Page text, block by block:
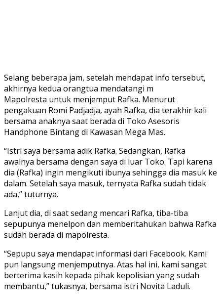
Selang beberapa jam, setelah mendapat info tersebut,
akhirnya kedua orangtua mendatangi m
Mapolresta untuk menjemput Rafka. Menurut
pengakuan Romi Padjadja, ayah Rafka, dia terakhir kali
bersama anaknya saat berada di Toko Asesoris
Handphone Bintang di Kawasan Mega Mas.
“Istri saya bersama adik Rafka. Sedangkan, Rafka
awalnya bersama dengan saya di luar Toko. Tapi karena
dia (Rafka) ingin mengikuti ibunya sehingga dia masuk ke
dalam. Setelah saya masuk, ternyata Rafka sudah tidak
ada,” tuturnya.
Lanjut dia, di saat sedang mencari Rafka, tiba-tiba
sepupunya menelpon dan memberitahukan bahwa Rafka
sudah berada di mapolresta.
“Sepupu saya mendapat informasi dari Facebook. Kami
pun langsung menjemputnya. Atas hal ini, kami sangat
berterima kasih kepada pihak kepolisian yang sudah
membantu,” tukasnya, bersama istri Novita Laduli.